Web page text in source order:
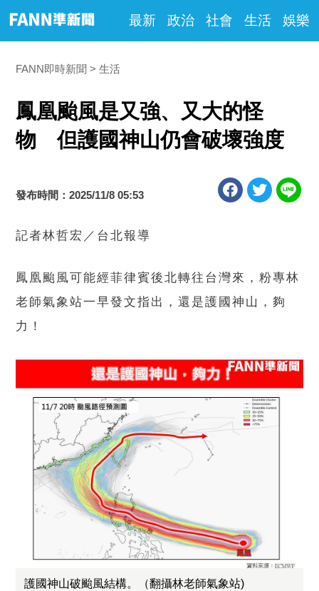
最新 政治 社會 生活 娛樂
FANN即時新聞 生活
鳳凰颱風是又強、又大的怪
物 但護國神山仍會破壞強度
發布時間：2025/11/8 05:53
記者林哲宏／台北報導
鳳凰颱風可能經菲律賓後北轉往台灣來，粉專林
老師氣象站一早發文指出，還是護國神山，夠
力！
護國神山破颱風結構。（翻攝林老師氣象站)